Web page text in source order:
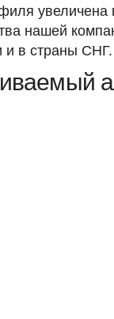
нашей
и в страны СНГ.